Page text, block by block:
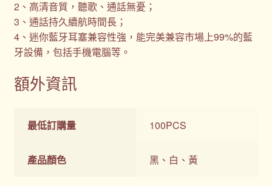
2、高清音質，聽歌、通話無憂；
3、通話持久續航時間長；
4、迷你藍牙耳塞兼容性強，能完美兼容市場上99%的藍
牙設備，包括手機電腦等。
額外資訊
最低訂購量 100PCS
產品顏色 黑、白、黃